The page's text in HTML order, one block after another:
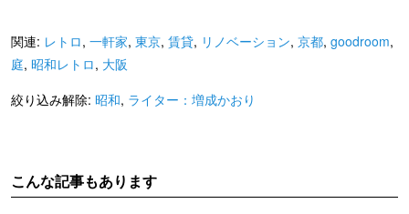
関連: レトロ, 一軒家, 東京, 賃貸, リノベーション, 京都, goodroom,
庭, 昭和レトロ, 大阪
絞り込み解除: 昭和, ライター：増成かおり
こんな記事もあります